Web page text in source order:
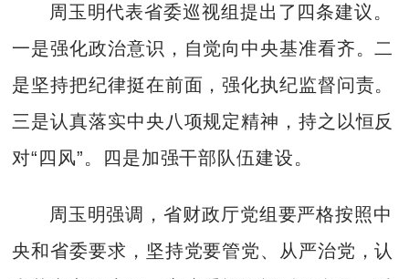
周玉明代表省委巡视组提出了四条建议。
一是强化政治意识，自觉向中央基准看齐。二
是坚持把纪律挺在前面，强化执纪监督问责。
三是认真落实中央八项规定精神，持之以恒反
对“四风”。四是加强干部队伍建设。
周玉明强调，省财政厅党组要严格按照中
央和省委要求，坚持党要管党、从严治党，认